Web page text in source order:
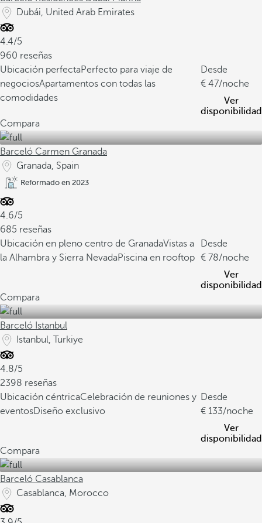
Dubái, United Arab Emirates
4.4/5
960 reseñas
Ubicación perfectaPerfecto para viaje de
negociosApartamentos con todas las
comodidades
Desde
47/noche
Ver
disponibilidad
Compara
Barceló Carmen Granada
Granada, Spain
Reformado en 2023
4.6/5
685 reseñas
Ubicación en pleno centro de GranadaVistas a
la Alhambra y Sierra NevadaPiscina en rooftop
Desde
78/noche
Ver
disponibilidad
Compara
Barceló Istanbul
Istanbul, Turkiye
4.8/5
2398 reseñas
Ubicación céntricaCelebración de reuniones y
eventosDiseño exclusivo
Desde
133/noche
Ver
disponibilidad
Compara
Barceló Casablanca
Casablanca, Morocco